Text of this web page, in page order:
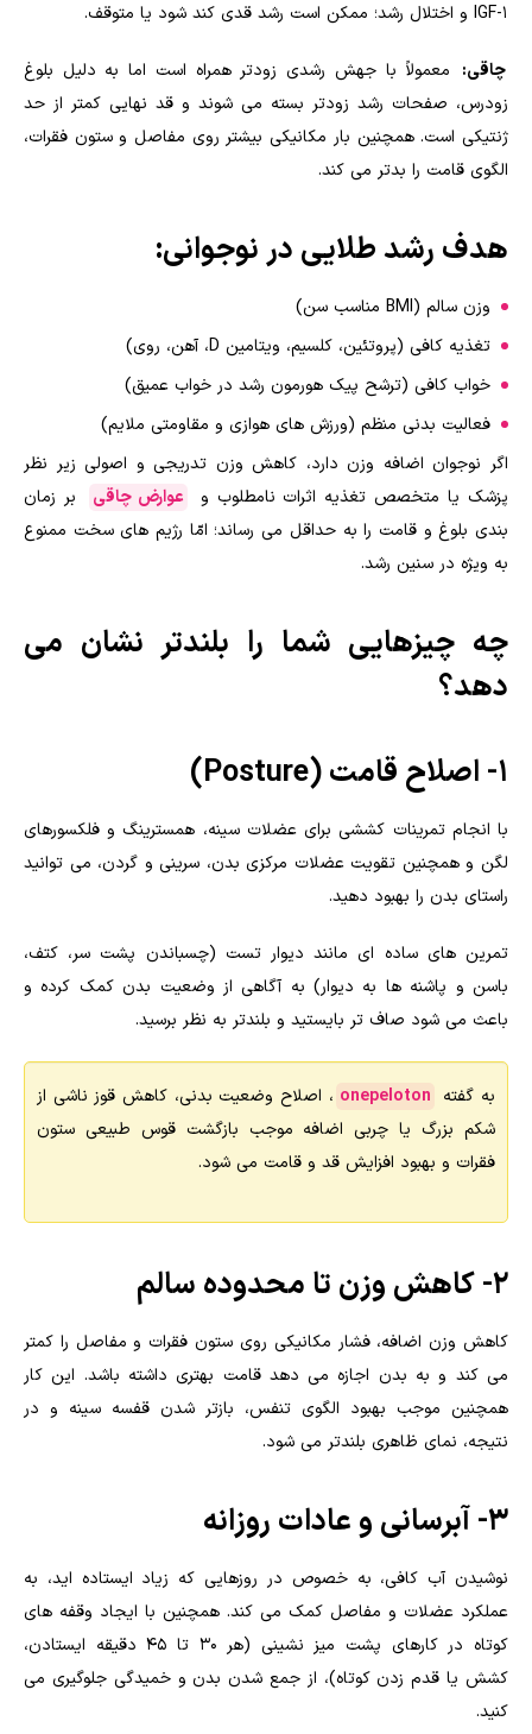
IGF-1 و اختلال رشد؛ ممکن است رشد قدی کند شود یا متوقف.
چاقی: معمولاً با جهش رشدی زودتر همراه است اما به دلیل بلوغ
زودرس، صفحات رشد زودتر بسته می شوند و قد نهایی کمتر از حد
ژنتیکی است. همچنین بار مکانیکی بیشتر روی مفاصل و ستون فقرات،
الگوی قامت را بدتر می کند.
هدف رشد طلایی در نوجوانی:
وزن سالم (BMI مناسب سن)
تغذیه کافی (پروتئین، کلسیم، ویتامین D، آهن، روی)
خواب کافی (ترشح پیک هورمون رشد در خواب عمیق)
فعالیت بدنی منظم (ورزش های هوازی و مقاومتی ملایم)
اگر نوجوان اضافه وزن دارد، کاهش وزن تدریجی و اصولی زیر نظر
پزشک یا متخصص تغذیه اثرات نامطلوب و
عوارض چاقی
بر زمان
بندی بلوغ و قامت را به حداقل می رساند؛ امّا رژیم های سخت ممنوع
به ویژه در سنین رشد.
چه چیزهایی شما را بلندتر نشان می
دهد؟
۱- اصلاح قامت (Posture)
با انجام تمرینات کششی برای عضلات سینه، همسترینگ و فلکسورهای
لگن و همچنین تقویت عضلات مرکزی بدن، سرینی و گردن، می توانید
راستای بدن را بهبود دهید.
تمرین های ساده ای مانند دیوار تست (چسباندن پشت سر، کتف،
باسن و پاشنه ها به دیوار) به آگاهی از وضعیت بدن کمک کرده و
باعث می شود صاف تر بایستید و بلندتر به نظر برسید.
به گفته onepeloton ، اصلاح وضعیت بدنی، کاهش قوز ناشی از
شکم بزرگ یا چربی اضافه موجب بازگشت قوس طبیعی ستون
فقرات و بهبود افزایش قد و قامت می شود.
۲- کاهش وزن تا محدوده سالم
کاهش وزن اضافه، فشار مکانیکی روی ستون فقرات و مفاصل را کمتر
می کند و به بدن اجازه می دهد قامت بهتری داشته باشد. این کار
همچنین موجب بهبود الگوی تنفس، بازتر شدن قفسه سینه و در
نتیجه، نمای ظاهری بلندتر می شود.
۳- آبرسانی و عادات روزانه
نوشیدن آب کافی، به خصوص در روزهایی که زیاد ایستاده اید، به
عملکرد عضلات و مفاصل کمک می کند. همچنین با ایجاد وقفه های
کوتاه در کارهای پشت میز نشینی (هر ۳۰ تا ۴۵ دقیقه ایستادن،
کشش یا قدم زدن کوتاه)، از جمع شدن بدن و خمیدگی جلوگیری می
کنید.